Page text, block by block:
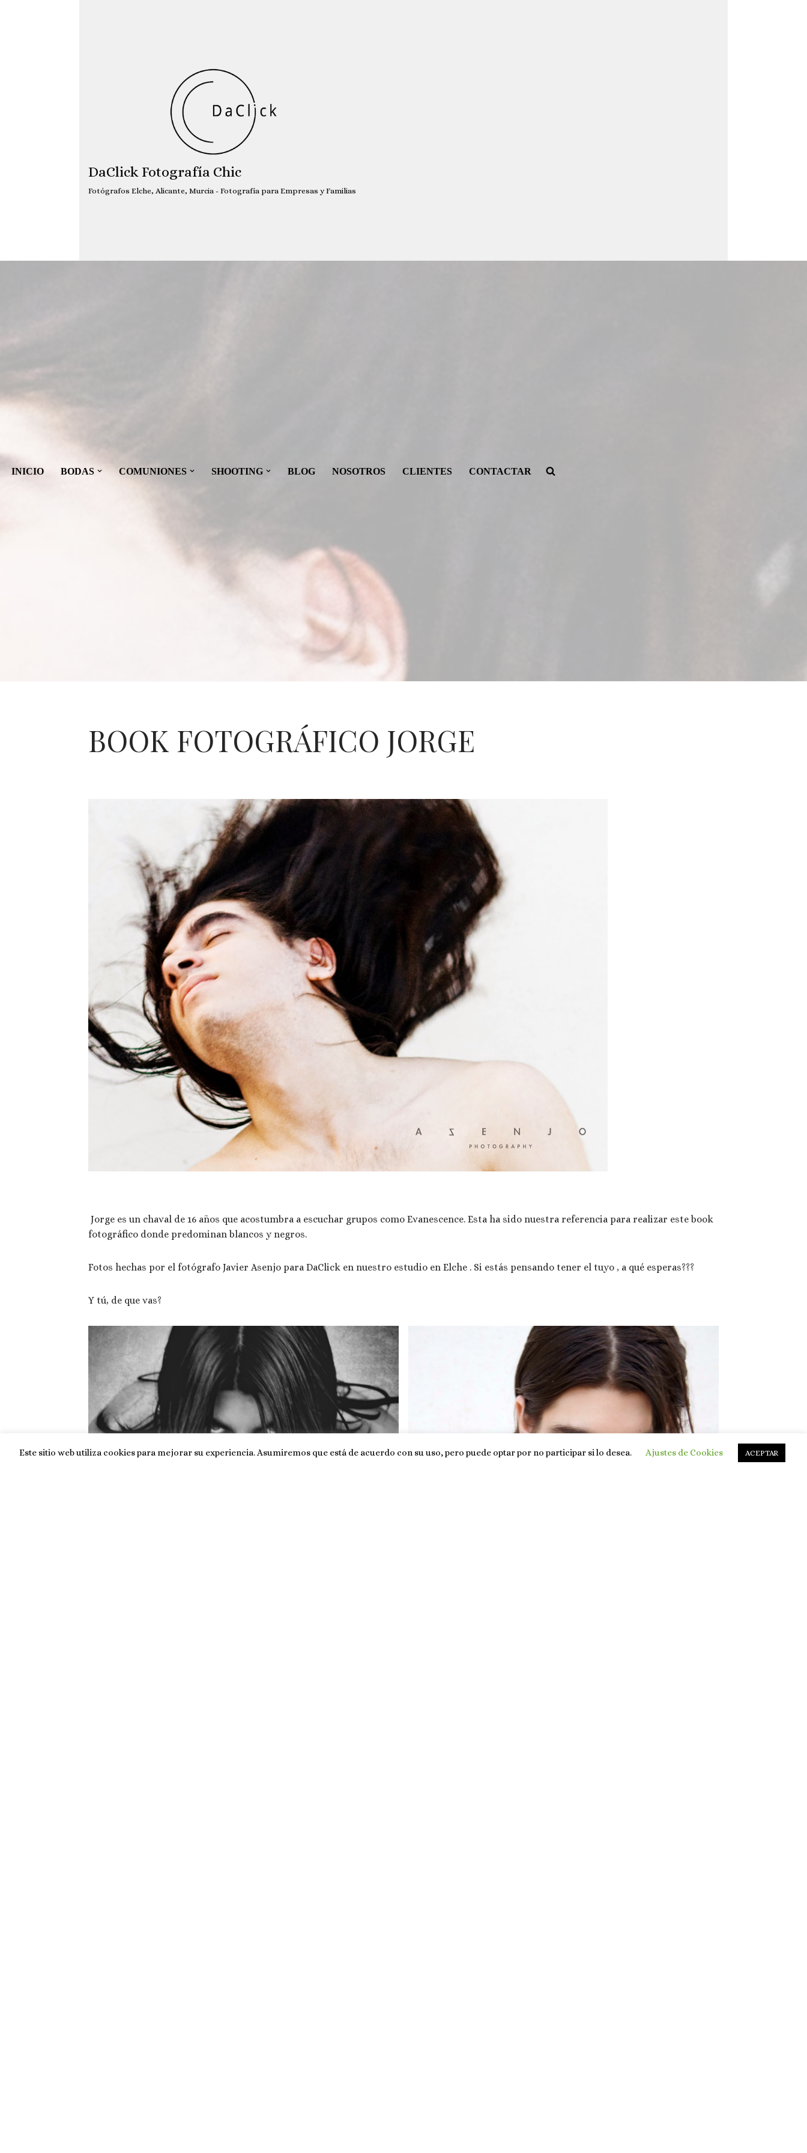
DaClick Fotografía Chic
Fotógrafos Elche, Alicante, Murcia - Fotografía para Empresas y Familias
INICIO BODAS COMUNIONES SHOOTING BLOG NOSOTROS CLIENTES CONTACTAR
BOOK FOTOGRÁFICO JORGE
Jorge es un chaval de 16 años que acostumbra a escuchar grupos como Evanescence. Esta ha sido nuestra referencia para realizar este book
fotográfico donde predominan blancos y negros.
Fotos hechas por el fotógrafo Javier Asenjo para DaClick en nuestro estudio en Elche . Si estás pensando tener el tuyo , a qué esperas???
Y tú, de que vas?
Este sitio web utiliza cookies para mejorar su experiencia. Asumiremos que está de acuerdo con su uso, pero puede optar por no participar si lo desea. Ajustes de Cookies ACEPTAR